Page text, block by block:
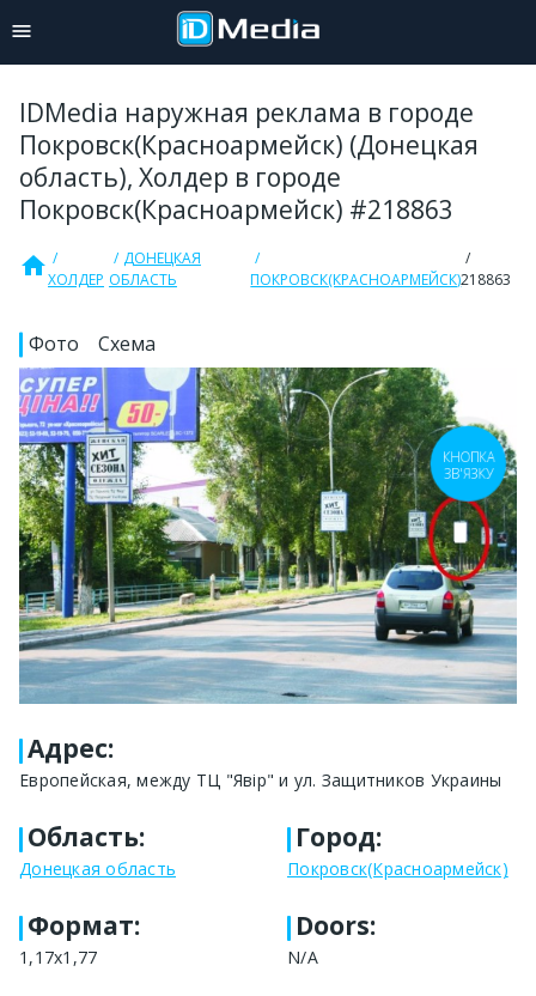
IDMedia наружная реклама в городе
Покровск(Красноармейск) (Донецкая
область), Холдер в городе
Покровск(Красноармейск) #218863
homeХОЛДЕР
ДОНЕЦКАЯ
ОБЛАСТЬ
ПОКРОВСК(КРАСНОАРМЕЙСК)218863
Фото Схема
Адрес:
Европейская, между ТЦ "Явір" и ул. Защитников Украины
Область:
Донецкая область
Город:
Покровск(Красноармейск)
Формат:
1,17х1,77
Doors:
N/A
КНОПКА
ЗВ'ЯЗКУ